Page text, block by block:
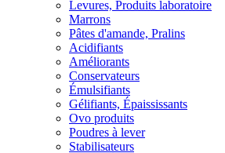
Levures, Produits laboratoire
Marrons
Pâtes d'amande, Pralins
Acidifiants
Améliorants
Conservateurs
Émulsifiants
Gélifiants, Épaississants
Ovo produits
Poudres à lever
Stabilisateurs